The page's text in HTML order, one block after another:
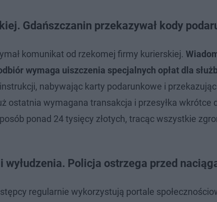
Gdańszczanin przekazywał kody
komunikat od rzekomej firmy kurierskiej.
wymaga uiszczenia specjalnych opłat dla
nabywając karty podarunkowe i
ostatnia wymagana transakcja i przesyłka wkrótce
ponad 24 tysięcy złotych, tracąc wszystkie
wyłudzenia. Policja ostrzega przed
regularnie wykorzystują portale